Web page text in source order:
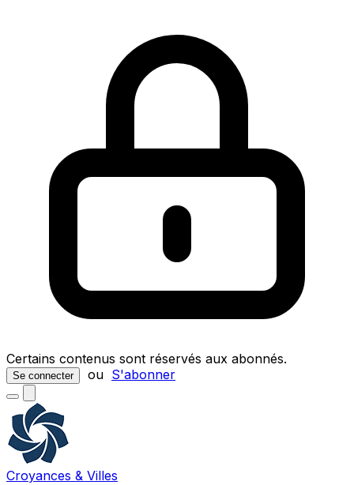
Certains contenus sont réservés aux abonnés.
Se connecter ou S'abonner
Croyances & Villes